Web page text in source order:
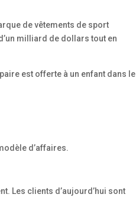
de vêtements de sport
milliard de dollars tout en
est offerte à un enfant dans le
d’affaires.
Les clients d’aujourd’hui sont